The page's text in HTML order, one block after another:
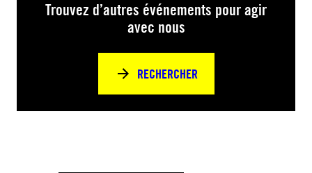
Trouvez d’autres événements pour agir
avec nous
RECHERCHER